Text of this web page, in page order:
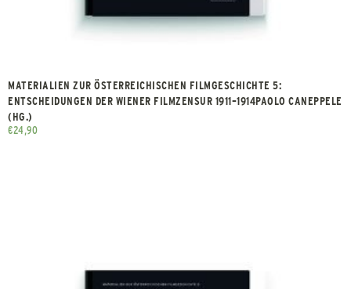
MATERIALIEN ZUR ÖSTERREICHISCHEN FILMGESCHICHTE 5:
ENTSCHEIDUNGEN DER WIENER FILMZENSUR 1911–1914PAOLO CANEPPELE
(HG.)
€24,90